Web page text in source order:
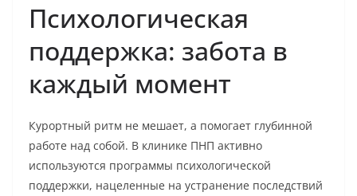
Психологическая
поддержка: забота в
каждый момент
Курортный ритм не мешает, а помогает глубинной
работе над собой. В клинике ПНП активно
используются программы психологической
поддержки, нацеленные на устранение последствий